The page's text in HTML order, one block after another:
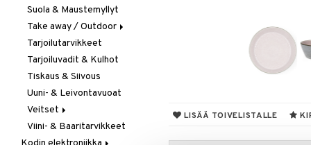
LISÄÄ TOIVELISTALLE
Suola & Maustemyllyt
Take away / Outdoor
Eväslaatikot
Pullot
Termoskannut
Termosmukit
Tarjoilutarvikkeet
Tarjoiluvadit & Kulhot
Tiskaus & Siivous
Uuni- & Leivontavuoat
Veitset
Erityisveitset
Viini- & Baaritarvikkeet